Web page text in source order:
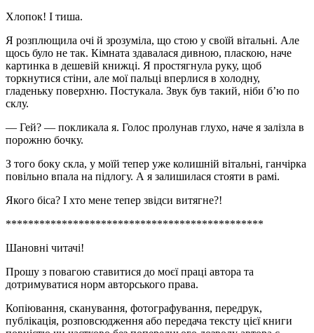
Хлопок! І тиша.
Я розплющила очі й зрозуміла, що стою у своїй вітальні. Але
щось було не так. Кімната здавалася дивною, пласкою, наче
картинка в дешевій книжці. Я простягнула руку, щоб
торкнутися стіни, але мої пальці вперлися в холодну,
гладеньку поверхню. Постукала. Звук був такий, ніби б’ю по
склу.
— Гей? — покликала я. Голос пролунав глухо, наче я залізла в
порожню бочку.
З того боку скла, у моїй тепер уже колишній вітальні, ганчірка
повільно впала на підлогу. А я залишилася стояти в рамі.
Якого біса? І хто мене тепер звідси витягне?!
**********************************************
Шановні читачі!
Прошу з повагою ставитися до моєї праці автора та
дотримуватися норм авторського права.
Копіювання, сканування, фотографування, передрук,
публікація, розповсюдження або передача тексту цієї книги